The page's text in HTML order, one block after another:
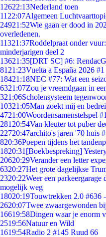
12622:13Nederland toen
11 22:07Algemeen
24921:52Wie gaan er dood in
overledenen.
11321:37Roddelpraat onder
minderjarigen deel 2
13621:35[DRT SC] #6:
81 21:23Vuelta a España 2026 #1
18421:18NEC #77: Wat een
6321:07Zou je vreemdgaan in
321:06Scholensysteem
10321:05Man zoekt mij en
4721:00Woordensamenstelspel
281 20:54Van kleuter tot puber
22720:47archito's jaren '70 huis
820:36Poepen tijdens het
1820:31 [Boekbespreking]
20620:29Verander een letter
6320:27Het grote dagelijkse
2320:22Weer een
mogelijk weg
18020:19Touwtrekken 2.0 #636
2620:07Twee zwaargewonden
16619:58Dingen waar je enorm
2519:56Natuur en Wild
1619:54Radio 2 #145 Ruud 66